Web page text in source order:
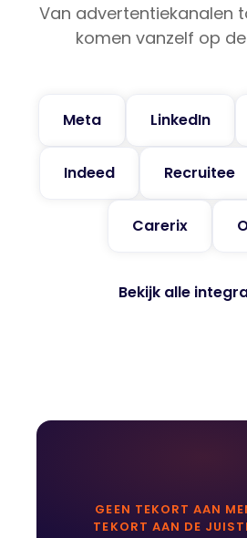
Van advertentiekanalen
komen vanzelf op
Meta LinkedIn
Indeed Recruitee
Carerix
Bekijk alle
GEEN TEKORT AAN
TEKORT AAN DE